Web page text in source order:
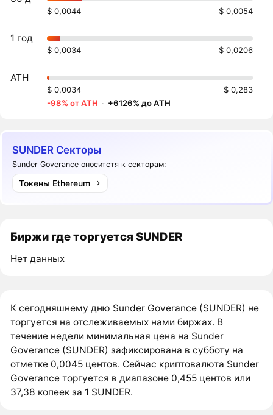
$ 0,0044 $ 0,0054
1 год
$ 0,0034 $ 0,0206
ATH
$ 0,0034
$ 0,283
-98% от ATH · +6126% до ATH
SUNDER Секторы
Sunder Goverance оноситстя к секторам:
Токены Ethereum
Биржи где торгуется SUNDER
Нет данных
К сегодняшнему дню Sunder Goverance (SUNDER) не
торгуется на отслеживаемых нами биржах. В
течение недели минимальная цена на Sunder
Goverance (SUNDER) зафиксирована в субботу на
отметке 0,0045 центов. Сейчас криптовалюта Sunder
Goverance торгуется в диапазоне 0,455 центов или
37,38 копеек за 1 SUNDER.